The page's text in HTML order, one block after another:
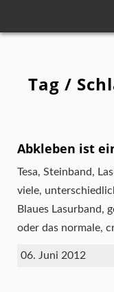
Tag /
Abkleben ist
Tesa, Steinband,
viele,
Blaues Lasurband,
oder das normale,
06. Juni 2012